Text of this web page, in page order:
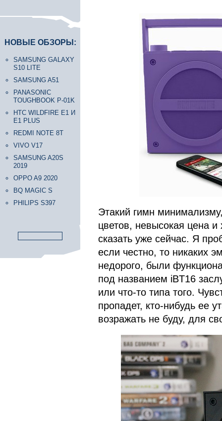
НОВЫЕ ОБЗОРЫ:
SAMSUNG GALAXY
S10 LITE
SAMSUNG A51
PANASONIC
TOUGHBOOK P-01K
HTC WILDFIRE E1 И
E1 PLUS
REDMI NOTE 8T
VIVO V17
SAMSUNG A20S
2019
OPPO A9 2020
BQ MAGIC S
PHILIPS S397
Этакий гимн
цветов, невысокая цена и
сказать уже сейчас. Я
если честно, то никаких
недорого, были
под названием iBT16
или что-то типа того.
пропадет, кто-нибудь ее
возражать не буду, для